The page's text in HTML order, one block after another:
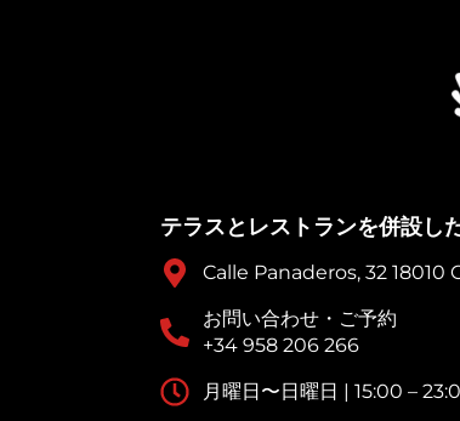
テラスとレストランを併設し
Calle Panaderos, 32 18010
お問い合わせ・ご予約
+34 958 206 266
月曜日〜日曜日 | 15:00 –